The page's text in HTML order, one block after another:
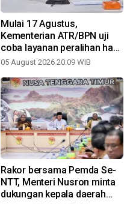
Mulai 17 Agustus,
Kementerian ATR/BPN uji
coba layanan peralihan hak
10 hari di 15 kantah
05 August 2026 20:09 WIB
Rakor bersama Pemda Se-
NTT, Menteri Nusron minta
dukungan kepala daerah